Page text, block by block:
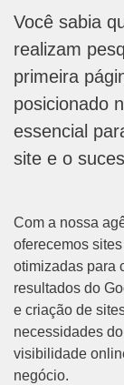
Você sabia
realizam
primeira
posicionado
essencial
site e o
Com a nossa
oferecemos
otimizadas para
resultados do
e criação de
necessidades
visibilidade
negócio.